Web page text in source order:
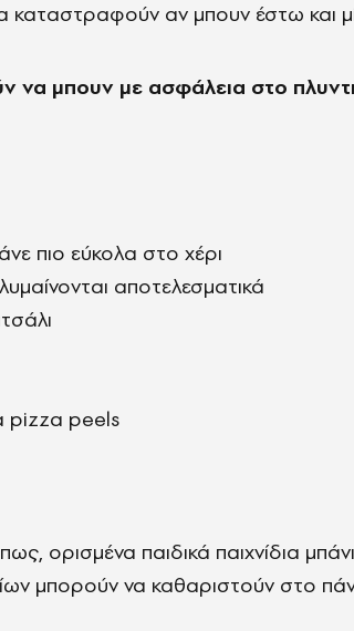
καταστραφούν αν μπουν έστω και
να μπουν με ασφάλεια στο
πιο εύκολα στο χέρι
αποτελεσματικά
pizza peels
ορισμένα παιδικά παιχνίδια
μπορούν να καθαριστούν στο